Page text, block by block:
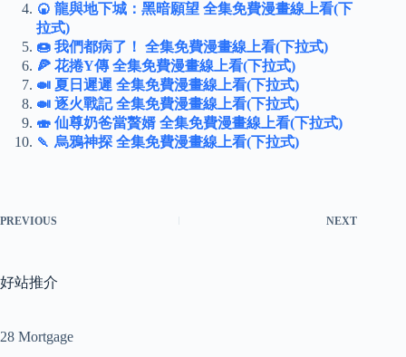
🍘 龍與地下城：黑暗願望 全集免費漫畫線上看(下
拉式)
🍩 我們都病了！ 全集免費漫畫線上看(下拉式)
🍕 花捲Y傳 全集免費漫畫線上看(下拉式)
🍛 夏日遲遲 全集免費漫畫線上看(下拉式)
🍛 逐火戰記 全集免費漫畫線上看(下拉式)
🍣 仙尊奶爸當贅婿 全集免費漫畫線上看(下拉式)
🍡 烏鴉神探 全集免費漫畫線上看(下拉式)
PREVIOUS NEXT
好站推介
28 Mortgage